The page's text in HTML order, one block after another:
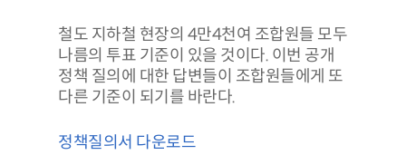
철도 지하철 현장의 4만4천여 조합원들 모두
나름의 투표 기준이 있을 것이다. 이번 공개
정책 질의에 대한 답변들이 조합원들에게 또
다른 기준이 되기를 바란다.
정책질의서 다운로드